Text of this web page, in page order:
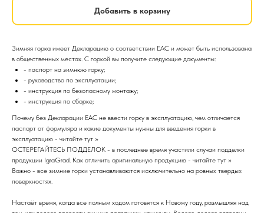
Добавить в корзину
Зимняя горка имеет Декларацию о соответствии EAC и может быть использована
в общественных местах. С горкой вы получите следующие документы:
- паспорт на зимнюю горку;
- руководство по эксплуатации;
- инструкция по безопасному монтажу;
- инструкция по сборке;
Почему без Декларации EAC не ввести горку в эксплуатацию, чем отличается
паспорт от формуляра и какие документы нужны для введения горки в
эксплуатацию - читайте тут >>
ОСТЕРЕГАЙТЕСЬ ПОДДЕЛОК - в последнее время участили случаи подделки
продукции IgraGrad. Как отличить оригинальную продукцию - читайте тут >>
Важно - все зимние горки устанавливаются исключительно на ровных твердых
поверхностях.
Настаёт время, когда все полным ходом готовятся к Новому году, размышляя над